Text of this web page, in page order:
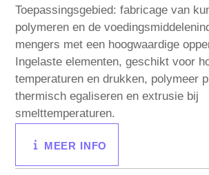
Toepassingsgebied: fabricage van
polymeren en de
mengers met een hoogwaardige
Ingelaste elementen, geschikt voor
temperaturen en drukken, polymeer
thermisch egaliseren en extrusie bij
smelttemperaturen.
MEER INFO